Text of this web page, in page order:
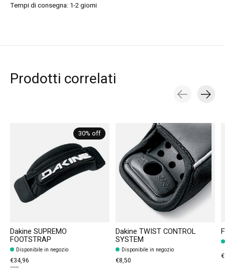
Tempi di consegna: 1-2 giorni
Prodotti correlati
30% off
Dakine SUPREMO
FOOTSTRAP
Disponibile in negozio
€34,96
€49,95
Dakine TWIST CONTROL
SYSTEM
Disponibile in negozio
€8,50